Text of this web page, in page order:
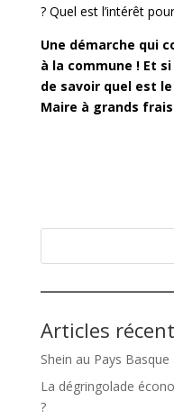
? Quel est l’intérêt
Une démarche qui
à la commune ! Et
de savoir quel est
Maire à grands
Articles
Shein au Pays Basque
La dégringolade
?